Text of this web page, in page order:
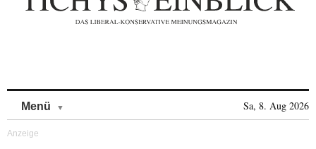
Menü Sa, 8. Aug 2026